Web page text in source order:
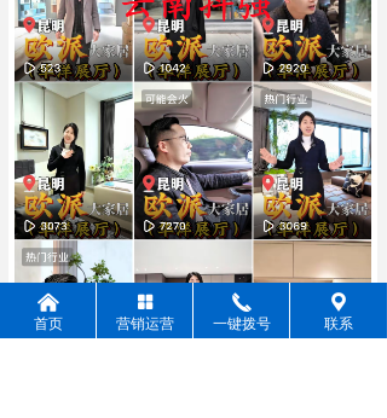
낀
首页
넒
营销运营
끅
一键拨号
끇
联系